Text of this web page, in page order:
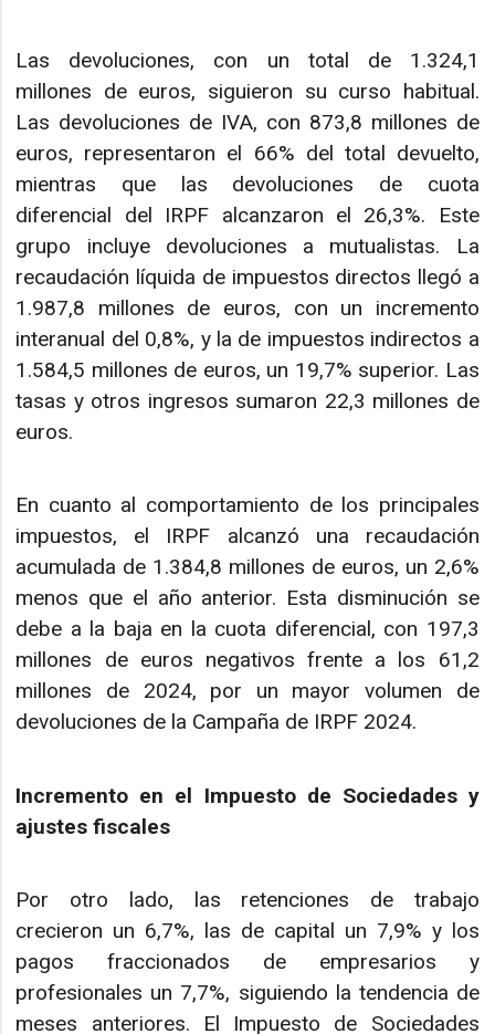
Las devoluciones, con un total de 1.324,1
millones de euros, siguieron su curso habitual.
Las devoluciones de IVA, con 873,8 millones de
euros, representaron el 66% del total devuelto,
mientras que las devoluciones de cuota
diferencial del IRPF alcanzaron el 26,3%. Este
grupo incluye devoluciones a mutualistas. La
recaudación líquida de impuestos directos llegó a
1.987,8 millones de euros, con un incremento
interanual del 0,8%, y la de impuestos indirectos a
1.584,5 millones de euros, un 19,7% superior. Las
tasas y otros ingresos sumaron 22,3 millones de
euros.
En cuanto al comportamiento de los principales
impuestos, el IRPF alcanzó una recaudación
acumulada de 1.384,8 millones de euros, un 2,6%
menos que el año anterior. Esta disminución se
debe a la baja en la cuota diferencial, con 197,3
millones de euros negativos frente a los 61,2
millones de 2024, por un mayor volumen de
devoluciones de la Campaña de IRPF 2024.
Incremento en el Impuesto de Sociedades y
ajustes fiscales
Por otro lado, las retenciones de trabajo
crecieron un 6,7%, las de capital un 7,9% y los
pagos fraccionados de empresarios y
profesionales un 7,7%, siguiendo la tendencia de
meses anteriores. El Impuesto de Sociedades